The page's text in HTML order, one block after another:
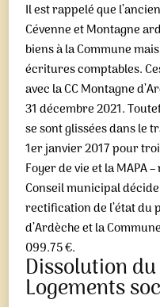
Il est rappelé que
Cévenne et Montagne
biens à la Commune
écritures comptables.
avec la CC Montagne
31 décembre 2021.
se sont glissées dans le
1er janvier 2017 pour
Foyer de vie et la MAPA
Conseil municipal
rectification de l’état du
d’Ardèche et la
099.75 €.
Dissolution
Logements